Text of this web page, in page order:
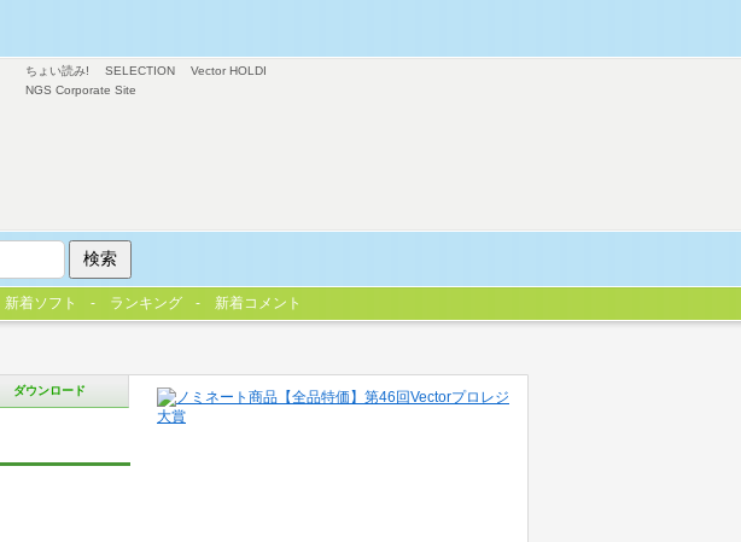
ダウンロード
ちょい読み! SELECTION
Vector HOLDI
NGS Corporate Site
新着ソフト ランキング 新着コメント